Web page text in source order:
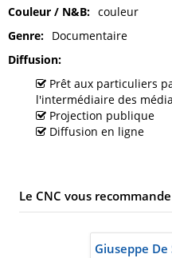
Couleur / N&B
couleur
Genre
Documentaire
Diffusion
Prêt aux particuliers
l'intermédiaire des
Projection publique
Diffusion en ligne
Le CNC vous recommande
Giuseppe De